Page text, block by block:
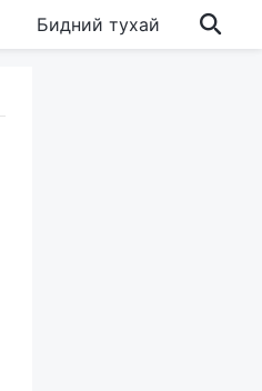
Бидний тухай